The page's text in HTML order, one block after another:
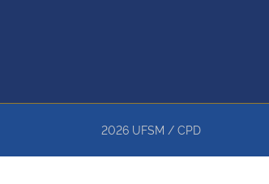
2026 UFSM / CPD